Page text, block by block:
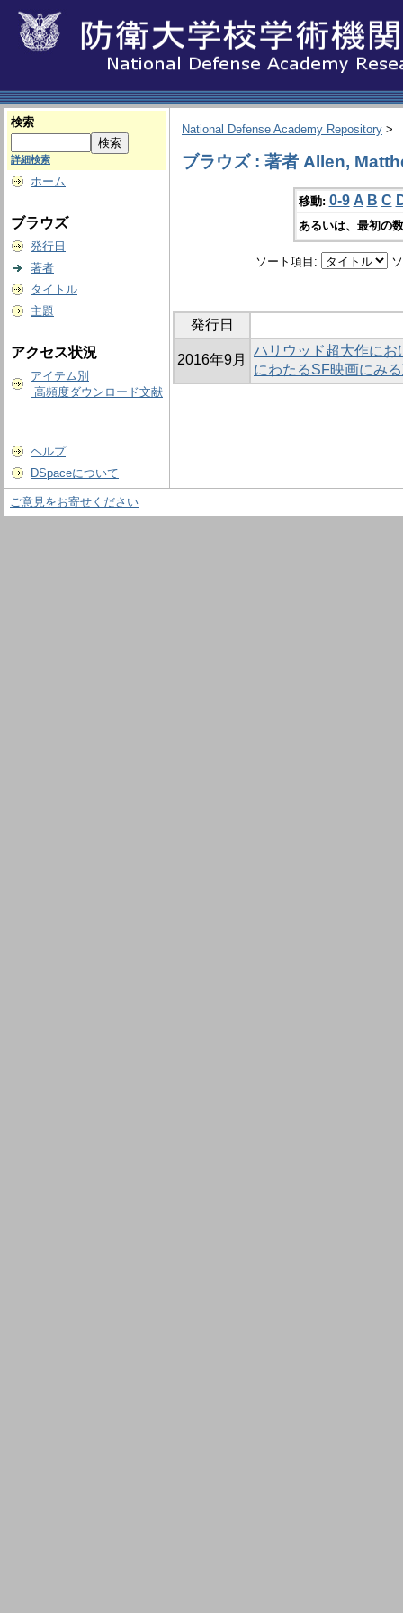
検索
詳細検索
ホーム
ブラウズ
発行日
著者
タイトル
主題
アクセス状況
アイテム別
高頻度ダウンロード文献
ヘルプ
DSpaceについて
National Defense Academy Repository >
ブラウズ : 著者 Allen,
移動: 0-9 A B C
あるいは、最初の
ソート項目:
発行日
2016年9月
ハリウッド超大作に
にわたるSF映画にみ
ご意見をお寄せください